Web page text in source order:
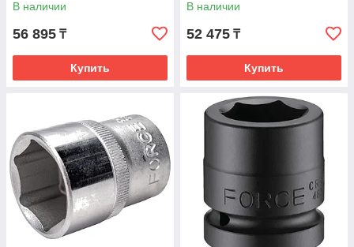
В наличии
56 895 ₸
Купить
В наличии
52 475 ₸
Купить